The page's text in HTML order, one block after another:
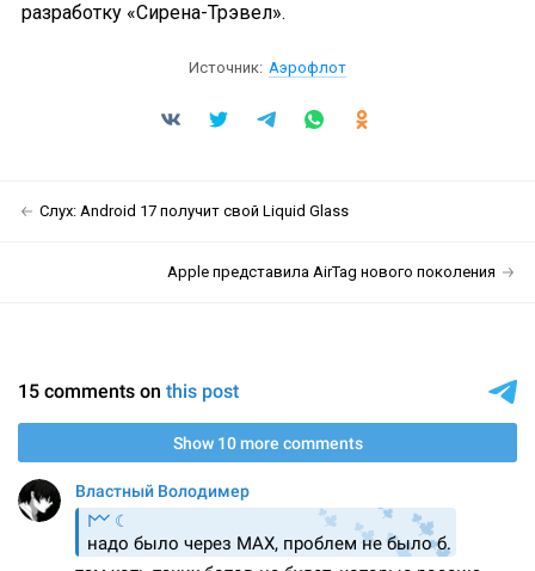
разработку «Сирена-Трэвел».
Источник: Аэрофлот
Слух: Android 17 получит свой Liquid Glass
Apple представила AirTag нового поколения